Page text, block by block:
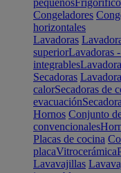
pequeños
Congeladores
horizontales
Lavadoras
superiorLavadoras
integrables
Secadoras
calorSecadoras de
evacuación
Hornos Conjunto
convencionales
Placas de cocina
placaVitrocerámica
Lavavajillas